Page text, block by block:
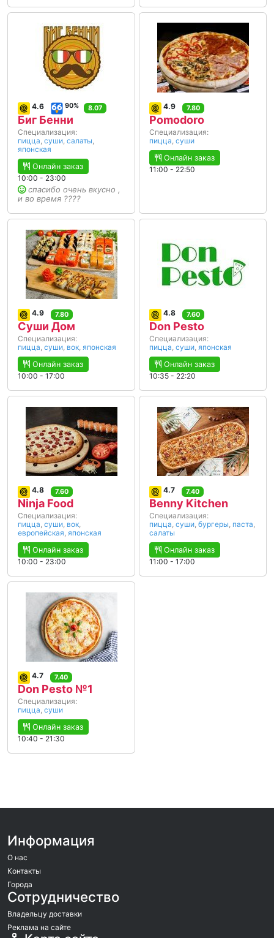
4.6 90% 8.07
Биг Бенни
Специализация:
пицца суши салаты
японская
Онлайн заказ
10:00 - 23:00
спасибо очень вкусно ,
и во время ????
4.9 7.80
Pomodoro
Специализация:
пицца суши
Онлайн заказ
11:00 - 22:50
4.9 7.80
Суши Дом
Специализация:
пицца суши вок японская
Онлайн заказ
10:00 - 17:00
4.8 7.60
Don Pesto
Специализация:
пицца суши японская
Онлайн заказ
10:35 - 22:20
4.8 7.60
Ninja Food
Специализация:
пицца суши вок
европейская японская
Онлайн заказ
10:00 - 23:00
4.7 7.40
Benny Kitchen
Специализация:
пицца суши бургеры паста
салаты
Онлайн заказ
11:00 - 17:00
4.7 7.40
Don Pesto №1
Специализация:
пицца суши
Онлайн заказ
10:40 - 21:30
Информация
О нас
Контакты
Города
Сотрудничество
Владельцу доставки
Реклама на сайте